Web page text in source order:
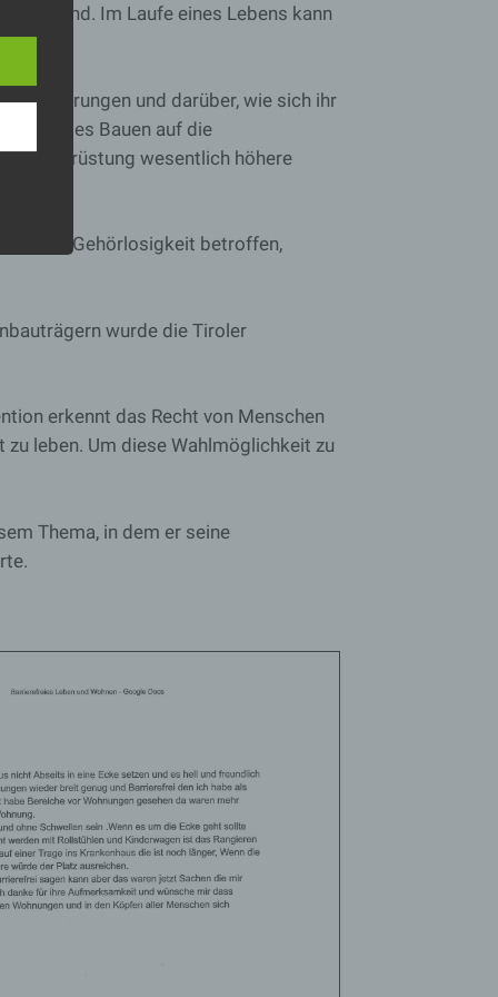
sind. Im Laufe eines Lebens kann
Erfahrungen und darüber, wie sich ihr
Bauen auf die
Nachrüstung wesentlich höhere
und Gehörlosigkeit betroffen,
wurde die Tiroler
erkennt das Recht von Menschen
leben. Um diese Wahlmöglichkeit zu
Thema, in dem er seine